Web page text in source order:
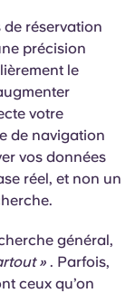
de réservation
précision
le
votre
de navigation
vos données
réel, et non un
général,
» . Parfois,
ceux qu’on